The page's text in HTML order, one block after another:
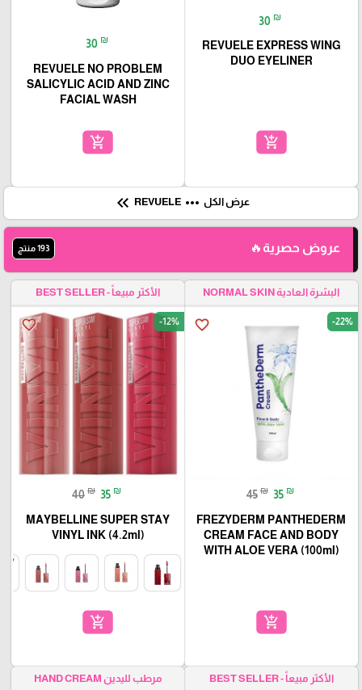
30 ₪
REVUELE EXPRESS WING
DUO EYELINER
add_shopping_cart
30 ₪
REVUELE NO PROBLEM
SALICYLIC ACID AND ZINC
FACIAL WASH
add_shopping_cart
عرض الكل more_horiz
REVUELE
keyboard_double_arrow_left
عروض حصرية🔥 193 منتج
البشرة العادية NORMAL SKIN
favorite_border -22%
45 ₪ 35 ₪
FREZYDERM PANTHEDERM
CREAM FACE AND BODY
WITH ALOE VERA (100ml)
add_shopping_cart
الأكثر مبيعاً - BEST SELLER
favorite_border -12%
40 ₪ 35 ₪
MAYBELLINE SUPER STAY
VINYL INK (4.2ml)
add_shopping_cart
الأكثر مبيعاً - BEST SELLER مرطب لليدين HAND CREAM